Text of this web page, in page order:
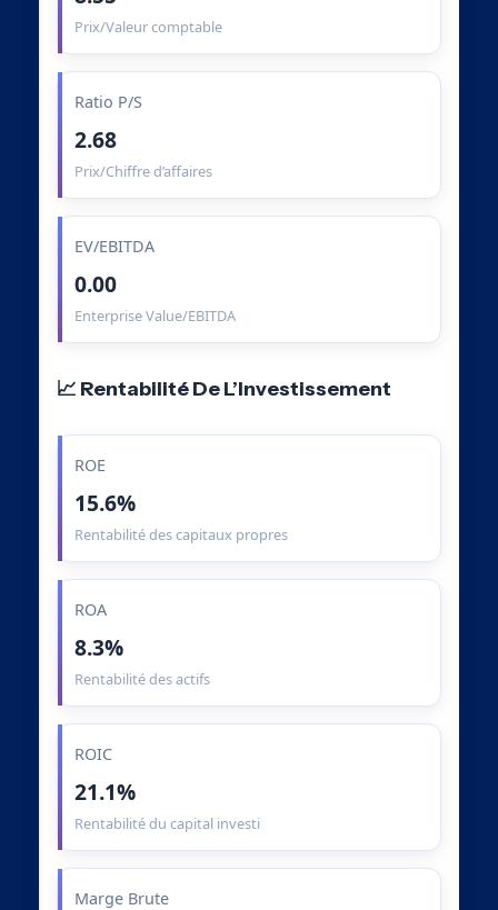
Prix/Valeur comptable
Ratio P/S
2.68
Prix/Chiffre d’affaires
EV/EBITDA
0.00
Enterprise Value/EBITDA
📈 Rentabilité De L’Investissement
ROE
15.6%
Rentabilité des capitaux propres
ROA
8.3%
Rentabilité des actifs
ROIC
21.1%
Rentabilité du capital investi
Marge Brute